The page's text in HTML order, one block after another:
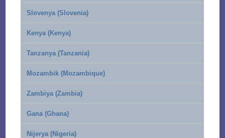
Slovenya (Slovenia)
Kenya (Kenya)
Tanzanya (Tanzania)
Mozambik (Mozambique)
Zambiya (Zambia)
Gana (Ghana)
Nijerya (Nigeria)